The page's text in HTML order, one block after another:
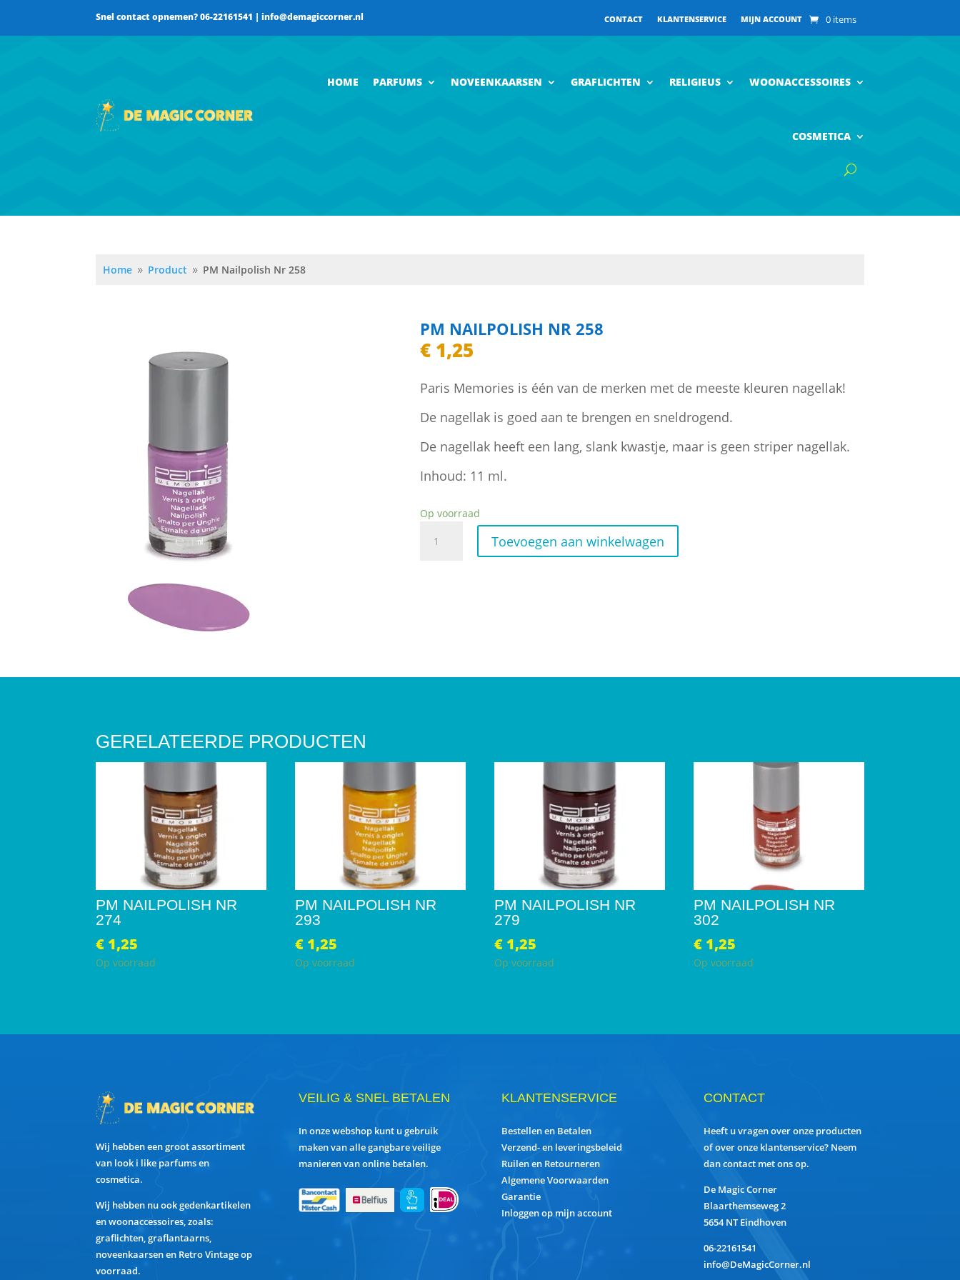
Snel contact opnemen? 06-22161541 | info@demagiccorner.nl CONTACT KLANTENSERVICE MIJN ACCOUNT 0 items
HOME PARFUMS NOVEENKAARSEN GRAFLICHTEN RELIGIEUS WOONACCESSOIRES
COSMETICA
Home 9 Product 9 PM Nailpolish Nr 258
PM NAILPOLISH NR 258
€ 1,25
Paris Memories is één van de merken met de meeste kleuren nagellak!
De nagellak is goed aan te brengen en sneldrogend.
De nagellak heeft een lang, slank kwastje, maar is geen striper nagellak.
Inhoud: 11 ml.
Op voorraad
Nailpolish
Toevoegen aan winkelwagen
GERELATEERDE PRODUCTEN
PM NAILPOLISH NR
274
€ 1,25
Op voorraad
PM NAILPOLISH NR
293
€ 1,25
Op voorraad
PM NAILPOLISH NR
279
€ 1,25
Op voorraad
PM NAILPOLISH NR
302
€ 1,25
Op voorraad
Wij hebben een groot assortiment
van look i like parfums en
cosmetica.
Wij hebben nu ook gedenkartikelen
en woonaccessoires, zoals:
graflichten, graflantaarns,
noveenkaarsen en Retro Vintage op
voorraad.
VEILIG & SNEL BETALEN
In onze webshop kunt u gebruik
maken van alle gangbare veilige
manieren van online betalen.
KLANTENSERVICE
Bestellen en Betalen
Verzend- en leveringsbeleid
Ruilen en Retourneren
Algemene Voorwaarden
Garantie
Inloggen op mijn account
CONTACT
Heeft u vragen over onze producten
of over onze klantenservice? Neem
dan contact met ons op.
De Magic Corner
Blaarthemseweg 2
5654 NT Eindhoven
06-22161541
info@DeMagicCorner.nl